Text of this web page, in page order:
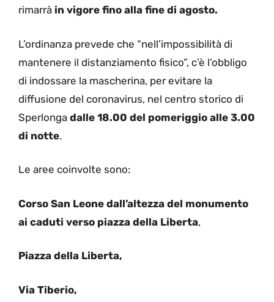
rimarrà in vigore fino alla fine di agosto.
L’ordinanza prevede che “nell’impossibilità di
mantenere il distanziamento fisico”, c’è l’obbligo
di indossare la mascherina, per evitare la
diffusione del coronavirus, nel centro storico di
Sperlonga dalle 18.00 del pomeriggio alle 3.00
di notte.
Le aree coinvolte sono:
Corso San Leone dall’altezza del monumento
ai caduti verso piazza della Liberta,
Piazza della Liberta,
Via Tiberio,